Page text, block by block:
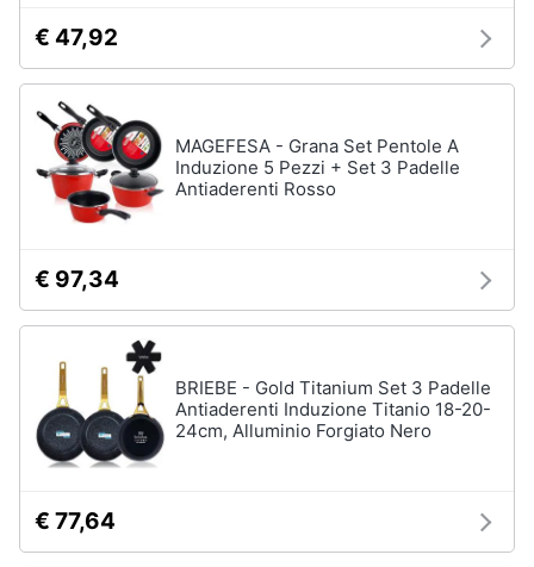
€ 47,92
MAGEFESA - Grana Set Pentole A
Induzione 5 Pezzi + Set 3 Padelle
Antiaderenti Rosso
€ 97,34
BRIEBE - Gold Titanium Set 3 Padelle
Antiaderenti Induzione Titanio 18-20-
24cm, Alluminio Forgiato Nero
€ 77,64